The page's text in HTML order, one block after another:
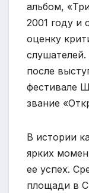
альбом,
2001 году и
оценку
после
фестивале
звание
В истории
ярких
ее успех.
площади в